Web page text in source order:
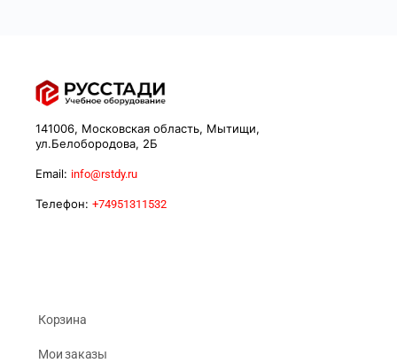
141006, Московская область, Мытищи,
ул.Белобородова, 2Б
Email: info@rstdy.ru
Телефон: +74951311532
Корзина
Мои заказы